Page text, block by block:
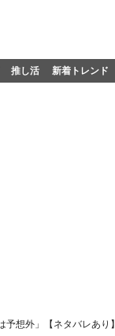
推し活 新着トレンド
予想外」【ネタバレあり】